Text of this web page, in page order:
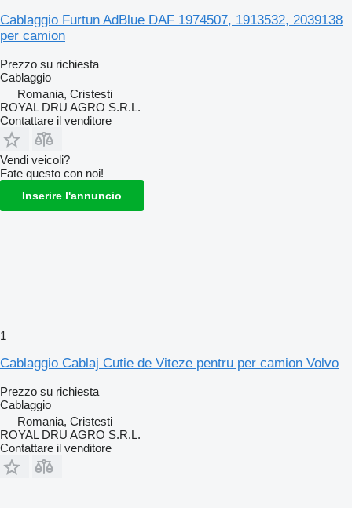
Cablaggio Furtun AdBlue DAF 1974507, 1913532, 2039138
per camion
Prezzo su richiesta
Cablaggio
Romania, Cristesti
ROYAL DRU AGRO S.R.L.
Contattare il venditore
Vendi veicoli?
Fate questo con noi!
Inserire l'annuncio
1
Cablaggio Cablaj Cutie de Viteze pentru per camion Volvo
Prezzo su richiesta
Cablaggio
Romania, Cristesti
ROYAL DRU AGRO S.R.L.
Contattare il venditore